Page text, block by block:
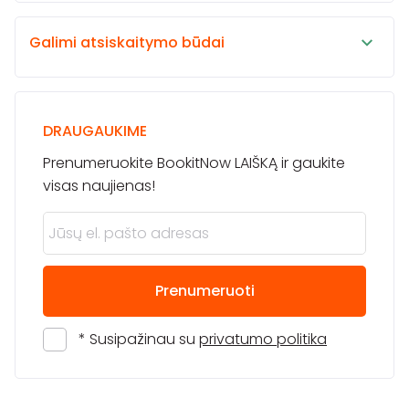
Galimi atsiskaitymo būdai
DRAUGAUKIME
Prenumeruokite BookitNow LAIŠKĄ ir gaukite
visas naujienas!
Prenumeruoti
* Susipažinau su privatumo politika